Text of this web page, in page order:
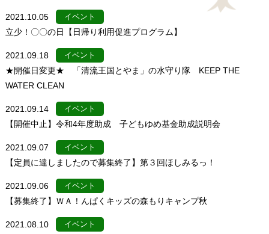
2021.10.05 イベント
立少！〇〇の日【日帰り利用促進プログラム】
2021.09.18 イベント
★開催日変更★ 「清流王国とやま」の水守り隊 KEEP THE
WATER CLEAN
2021.09.14 イベント
【開催中止】令和4年度助成 子どもゆめ基金助成説明会
2021.09.07 イベント
【定員に達しましたので募集終了】第３回ほしみるっ！
2021.09.06 イベント
【募集終了】ＷＡ！んぱくキッズの森もりキャンプ秋
2021.08.10 イベント